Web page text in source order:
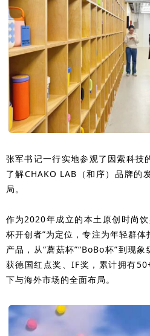
张军书记一行实地参观了因索科技
了解CHAKO LAB（和序）品牌的
局。
作为2020年成立的本土原创时尚
杯开创者”为定位，专注为年轻群
产品，从“蘑菇杯”“BoBo杯”到现
获德国红点奖、IF奖，累计拥有
下与海外市场的全面布局。